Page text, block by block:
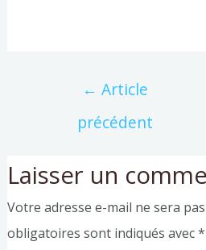
← Article
précédent
Laisser un
Votre adresse e-mail ne sera
obligatoires sont indiqués avec*